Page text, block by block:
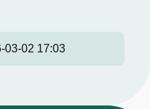
03-02 17:03